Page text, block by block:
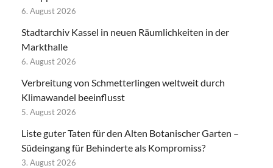
6. August 2026
Stadtarchiv Kassel in neuen Räumlichkeiten in der
Markthalle
6. August 2026
Verbreitung von Schmetterlingen weltweit durch
Klimawandel beeinflusst
5. August 2026
Liste guter Taten für den Alten Botanischer Garten –
Südeingang für Behinderte als Kompromiss?
3. August 2026